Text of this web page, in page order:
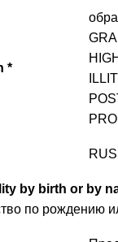
*
by birth or by
по рождению